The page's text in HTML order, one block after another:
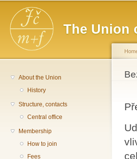
The Union
Main menu
About the Union
History
Structure, contacts
Central office
Membership
How to join
Fees